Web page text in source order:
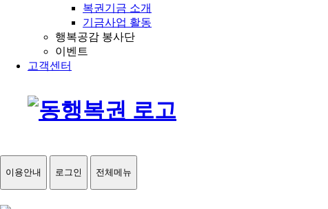
복권기금 소개
기금사업 활동
행복공감 봉사단
이벤트
고객센터
이용안내 로그인 전체메뉴